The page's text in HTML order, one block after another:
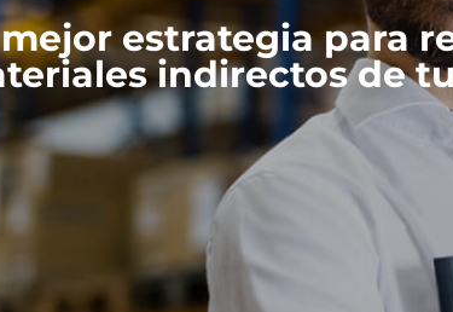
estrategia para
indirectos de